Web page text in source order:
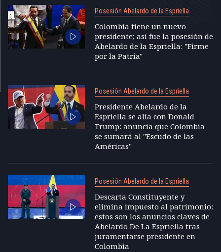
Posesión Abelardo de la Espriella
Colombia tiene un nuevo
presidente; así fue la posesión de
Abelardo de la Espriella: "Firme
por la Patria"
Posesión Abelardo de la Espriella
Presidente Abelardo de la
Espriella se alía con Donald
Trump: anuncia que Colombia
se sumará al "Escudo de las
Américas"
Posesión Abelardo de la Espriella
Descarta Constituyente y
elimina impuesto al patrimonio:
estos son los anuncios claves de
Abelardo De La Espriella tras
juramentarse presidente en
Colombia